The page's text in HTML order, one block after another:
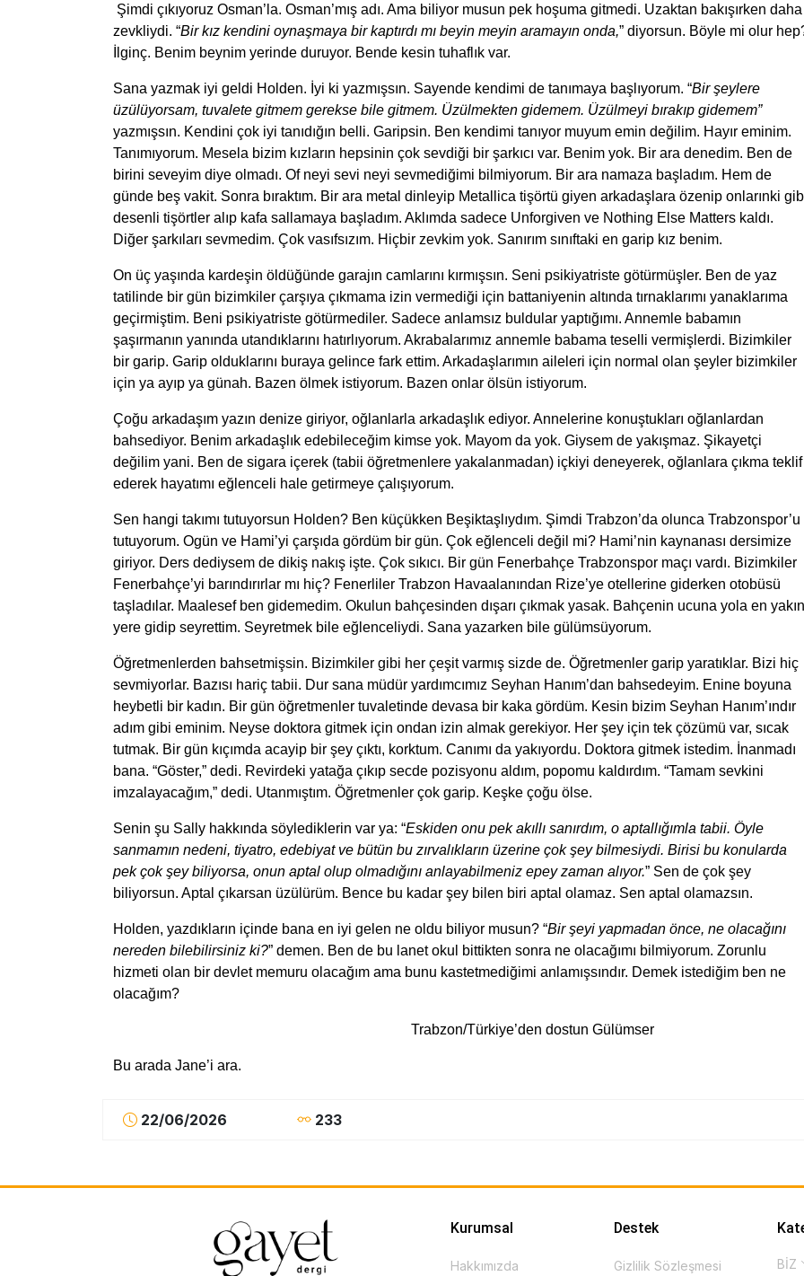
Şimdi çıkıyoruz Osman’la. Osman’mış adı. Ama biliyor musun pek hoşuma gitmedi. Uzaktan bakışırken daha
zevkliydi. “Bir kız kendini oynaşmaya bir kaptırdı mı beyin meyin aramayın onda,” diyorsun. Böyle mi olur
İlginç. Benim beynim yerinde duruyor. Bende kesin tuhaflık var.
Sana yazmak iyi geldi Holden. İyi ki yazmışsın. Sayende kendimi de tanımaya başlıyorum. “Bir şeylere
üzülüyorsam, tuvalete gitmem gerekse bile gitmem. Üzülmekten gidemem. Üzülmeyi bırakıp gidemem”
yazmışsın. Kendini çok iyi tanıdığın belli. Garipsin. Ben kendimi tanıyor muyum emin değilim. Hayır eminim.
Tanımıyorum. Mesela bizim kızların hepsinin çok sevdiği bir şarkıcı var. Benim yok. Bir ara denedim. Ben de
birini seveyim diye olmadı. Of neyi sevi neyi sevmediğimi bilmiyorum. Bir ara namaza başladım. Hem de
günde beş vakit. Sonra bıraktım. Bir ara metal dinleyip Metallica tişörtü giyen arkadaşlara özenip onlarınki
desenli tişörtler alıp kafa sallamaya başladım. Aklımda sadece Unforgiven ve Nothing Else Matters kaldı.
Diğer şarkıları sevmedim. Çok vasıfsızım. Hiçbir zevkim yok. Sanırım sınıftaki en garip kız benim.
On üç yaşında kardeşin öldüğünde garajın camlarını kırmışsın. Seni psikiyatriste götürmüşler. Ben de yaz
tatilinde bir gün bizimkiler çarşıya çıkmama izin vermediği için battaniyenin altında tırnaklarımı yanaklarıma
geçirmiştim. Beni psikiyatriste götürmediler. Sadece anlamsız buldular yaptığımı. Annemle babamın
şaşırmanın yanında utandıklarını hatırlıyorum. Akrabalarımız annemle babama teselli vermişlerdi. Bizimkiler
bir garip. Garip olduklarını buraya gelince fark ettim. Arkadaşlarımın aileleri için normal olan şeyler bizimkiler
için ya ayıp ya günah. Bazen ölmek istiyorum. Bazen onlar ölsün istiyorum.
Çoğu arkadaşım yazın denize giriyor, oğlanlarla arkadaşlık ediyor. Annelerine konuştukları oğlanlardan
bahsediyor. Benim arkadaşlık edebileceğim kimse yok. Mayom da yok. Giysem de yakışmaz. Şikayetçi
değilim yani. Ben de sigara içerek (tabii öğretmenlere yakalanmadan) içkiyi deneyerek, oğlanlara çıkma teklif
ederek hayatımı eğlenceli hale getirmeye çalışıyorum.
Sen hangi takımı tutuyorsun Holden? Ben küçükken Beşiktaşlıydım. Şimdi Trabzon’da olunca Trabzonspor’u
tutuyorum. Ogün ve Hami’yi çarşıda gördüm bir gün. Çok eğlenceli değil mi? Hami’nin kaynanası dersimize
giriyor. Ders dediysem de dikiş nakış işte. Çok sıkıcı. Bir gün Fenerbahçe Trabzonspor maçı vardı. Bizimkiler
Fenerbahçe’yi barındırırlar mı hiç? Fenerliler Trabzon Havaalanından Rize’ye otellerine giderken otobüsü
taşladılar. Maalesef ben gidemedim. Okulun bahçesinden dışarı çıkmak yasak. Bahçenin ucuna yola en yakın
yere gidip seyrettim. Seyretmek bile eğlenceliydi. Sana yazarken bile gülümsüyorum.
Öğretmenlerden bahsetmişsin. Bizimkiler gibi her çeşit varmış sizde de. Öğretmenler garip yaratıklar. Bizi hiç
sevmiyorlar. Bazısı hariç tabii. Dur sana müdür yardımcımız Seyhan Hanım’dan bahsedeyim. Enine boyuna
heybetli bir kadın. Bir gün öğretmenler tuvaletinde devasa bir kaka gördüm. Kesin bizim Seyhan Hanım’ındır
adım gibi eminim. Neyse doktora gitmek için ondan izin almak gerekiyor. Her şey için tek çözümü var, sıcak
tutmak. Bir gün kıçımda acayip bir şey çıktı, korktum. Canımı da yakıyordu. Doktora gitmek istedim. İnanmadı
bana. “Göster,” dedi. Revirdeki yatağa çıkıp secde pozisyonu aldım, popomu kaldırdım. “Tamam sevkini
imzalayacağım,” dedi. Utanmıştım. Öğretmenler çok garip. Keşke çoğu ölse.
Senin şu Sally hakkında söylediklerin var ya: “Eskiden onu pek akıllı sanırdım, o aptallığımla tabii. Öyle
sanmamın nedeni, tiyatro, edebiyat ve bütün bu zırvalıkların üzerine çok şey bilmesiydi. Birisi bu konularda
pek çok şey biliyorsa, onun aptal olup olmadığını anlayabilmeniz epey zaman alıyor.” Sen de çok şey
biliyorsun. Aptal çıkarsan üzülürüm. Bence bu kadar şey bilen biri aptal olamaz. Sen aptal olamazsın.
Holden, yazdıkların içinde bana en iyi gelen ne oldu biliyor musun? “Bir şeyi yapmadan önce, ne olacağını
nereden bilebilirsiniz ki?” demen. Ben de bu lanet okul bittikten sonra ne olacağımı bilmiyorum. Zorunlu
hizmeti olan bir devlet memuru olacağım ama bunu kastetmediğimi anlamışsındır. Demek istediğim ben ne
olacağım?
Trabzon/Türkiye’den dostun Gülümser
Bu arada Jane’i ara.
22/06/2026 233
Kurumsal
Hakkımızda
Destek
Gizlilik Sözleşmesi BİZ